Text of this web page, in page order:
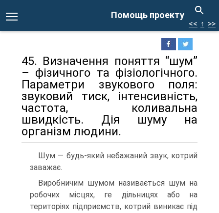
Помощь проекту
<< ↑ >>
45. Визначення поняття “шум”
– фізичного та фізіологічного.
Параметри звукового поля:
звуковий тиск, інтенсивність,
частота, коливальна
швидкість. Дія шуму на
організм людини.
Шум — будь-який небажаний звук, котрий
заважає.
Виробничим шумом називається шум на
робочих місцях, ге дільницях або на
територіях підприємств, котрий виникає під